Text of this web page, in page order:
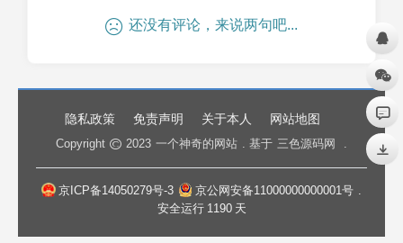
还没有评论，来说两句吧...
隐私政策 免责声明 关于本人 网站地图
Copyright 2023 一个神奇的网站 . 基于 三色源码网 .
京ICP备14050279号-3 京公网安备11000000000001号
安全运行 1190 天